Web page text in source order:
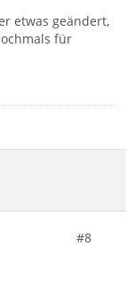
etwas geändert,
für
#8